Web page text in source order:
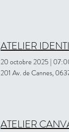
ATELIER
20 octobre 2025 |
201 Av. de Cannes,
ATELIER